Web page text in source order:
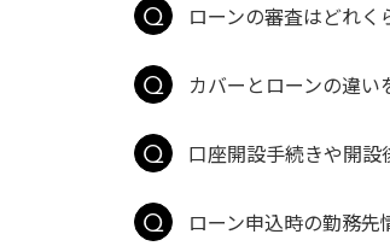
ローンの審査はどれ
カバーとローンの違い
口座開設手続きや開
ローン申込時の勤務